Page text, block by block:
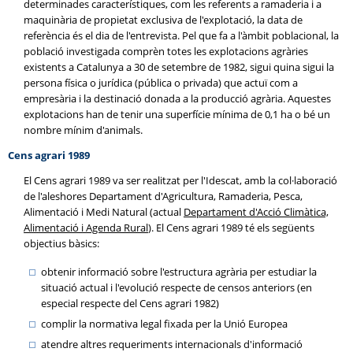
determinades característiques, com les referents a ramaderia i a
maquinària de propietat exclusiva de l'explotació, la data de
referència és el dia de l'entrevista. Pel que fa a l'àmbit poblacional, la
població investigada comprèn totes les explotacions agràries
existents a Catalunya a 30 de setembre de 1982, sigui quina sigui la
persona física o jurídica (pública o privada) que actuï com a
empresària i la destinació donada a la producció agrària. Aquestes
explotacions han de tenir una superfície mínima de 0,1 ha o bé un
nombre mínim d'animals.
Cens agrari 1989
El Cens agrari 1989 va ser realitzat per l'Idescat, amb la col·laboració
de l'aleshores Departament d'Agricultura, Ramaderia, Pesca,
Alimentació i Medi Natural (actual Departament d'Acció Climàtica,
Alimentació i Agenda Rural). El Cens agrari 1989 té els següents
objectius bàsics:
obtenir informació sobre l'estructura agrària per estudiar la
situació actual i l'evolució respecte de censos anteriors (en
especial respecte del Cens agrari 1982)
complir la normativa legal fixada per la Unió Europea
atendre altres requeriments internacionals d'informació